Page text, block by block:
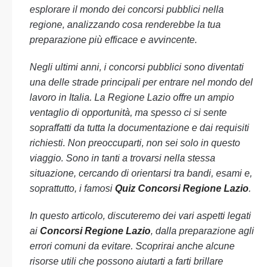
esplorare il mondo dei concorsi pubblici nella
regione, analizzando cosa renderebbe la tua
preparazione più efficace e avvincente.
Negli ultimi anni, i concorsi pubblici sono diventati
una delle strade principali per entrare nel mondo del
lavoro in Italia. La Regione Lazio offre un ampio
ventaglio di opportunità, ma spesso ci si sente
sopraffatti da tutta la documentazione e dai requisiti
richiesti. Non preoccuparti, non sei solo in questo
viaggio. Sono in tanti a trovarsi nella stessa
situazione, cercando di orientarsi tra bandi, esami e,
soprattutto, i famosi Quiz Concorsi Regione Lazio.
In questo articolo, discuteremo dei vari aspetti legati
ai Concorsi Regione Lazio, dalla preparazione agli
errori comuni da evitare. Scoprirai anche alcune
risorse utili che possono aiutarti a farti brillare